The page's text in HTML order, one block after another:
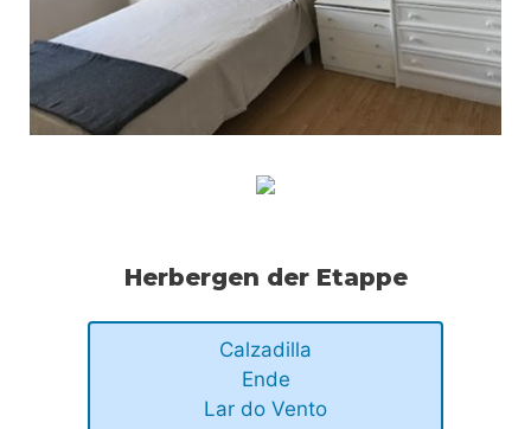
Herbergen der Etappe
Calzadilla
Ende
Lar do Vento